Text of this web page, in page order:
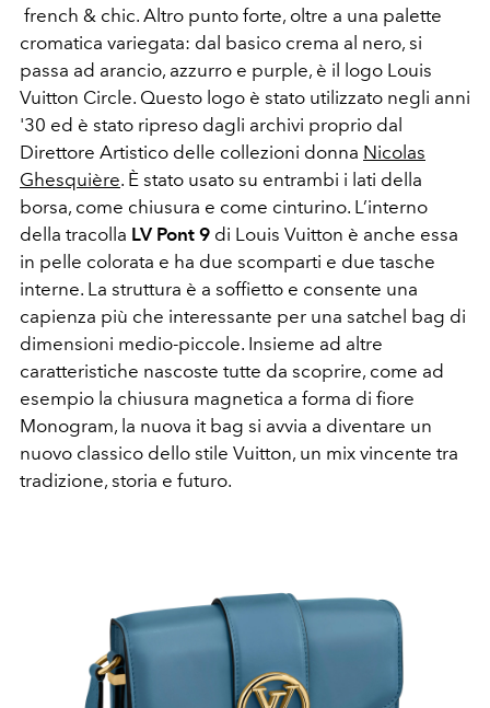
french & chic. Altro punto forte, oltre a una palette
cromatica variegata: dal basico crema al nero, si
passa ad arancio, azzurro e purple, è il logo Louis
Vuitton Circle. Questo logo è stato utilizzato negli anni
'30 ed è stato ripreso dagli archivi proprio dal
Direttore Artistico delle collezioni donna Nicolas
Ghesquière. È stato usato su entrambi i lati della
borsa, come chiusura e come cinturino. L’interno
della tracolla LV Pont 9 di Louis Vuitton è anche essa
in pelle colorata e ha due scomparti e due tasche
interne. La struttura è a soffietto e consente una
capienza più che interessante per una satchel bag di
dimensioni medio-piccole. Insieme ad altre
caratteristiche nascoste tutte da scoprire, come ad
esempio la chiusura magnetica a forma di fiore
Monogram, la nuova it bag si avvia a diventare un
nuovo classico dello stile Vuitton, un mix vincente tra
tradizione, storia e futuro.